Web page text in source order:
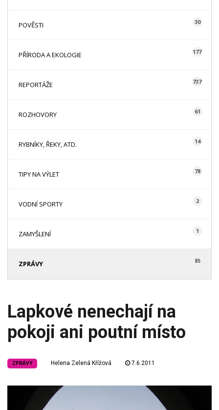
POVĚSTI 30
PŘÍRODA A EKOLOGIE 177
REPORTÁŽE 737
ROZHOVORY 61
RYBNÍKY, ŘEKY, ATD. 14
TIPY NA VÝLET 78
VODNÍ SPORTY 2
ZAMYŠLENÍ 1
ZPRÁVY 85
Lapkové nenechají na
pokoji ani poutní místo
ZPRÁVY Helena Zelená Křížová 7.6.2011